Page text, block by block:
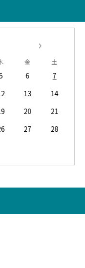
金 土
6
7
13
14
20
21
27
28